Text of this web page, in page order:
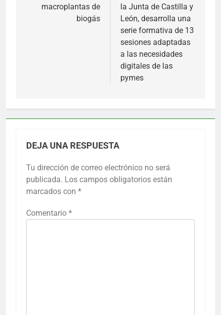
macroplantas de
biogás
la Junta de Castilla y
León, desarrolla una
serie formativa de 13
sesiones adaptadas
a las necesidades
digitales de las
pymes
DEJA UNA RESPUESTA
Tu dirección de correo electrónico no será
publicada. Los campos obligatorios están
marcados con *
Comentario *